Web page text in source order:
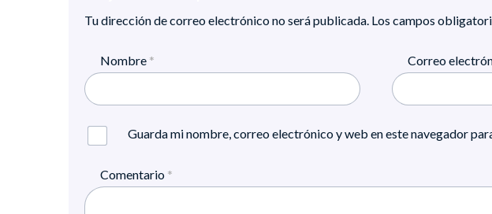
Tu dirección de correo electrónico no será publicada. Los campos
Nombre * Correo
Guarda mi nombre, correo electrónico y web en este navegador
Comentario *